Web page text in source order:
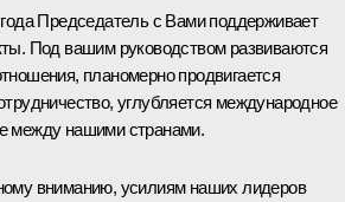
Председатель с Вами поддерживает
Под вашим руководством развиваются
планомерно продвигается
углубляется международное
между нашими странами.
вниманию, усилиям наших лидеров